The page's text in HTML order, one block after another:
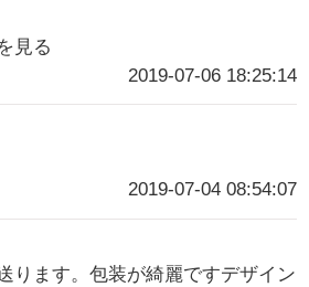
見る
2019-07-06 18:25:14
2019-07-04 08:54:07
ります。包装が綺麗ですデザイン